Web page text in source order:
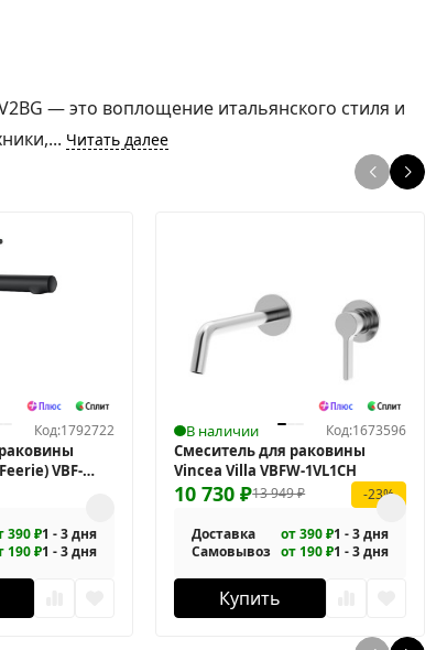
— это воплощение итальянского стиля и
Читать далее
Код:1792722
VBF-
390 ₽1 - 3 дня
190 ₽1 - 3 дня
В наличии Код:1673596
Смеситель для раковины
Vincea Villa VBFW-1VL1CH
13 949₽
10 730₽ -23%
Доставка от 390 ₽1 - 3 дня
Самовывоз от 190 ₽1 - 3 дня
Купить